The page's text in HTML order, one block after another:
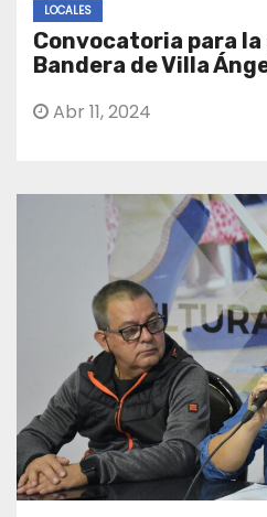
LOCALES
Convocatoria para
Bandera de Villa
Abr 11, 2024